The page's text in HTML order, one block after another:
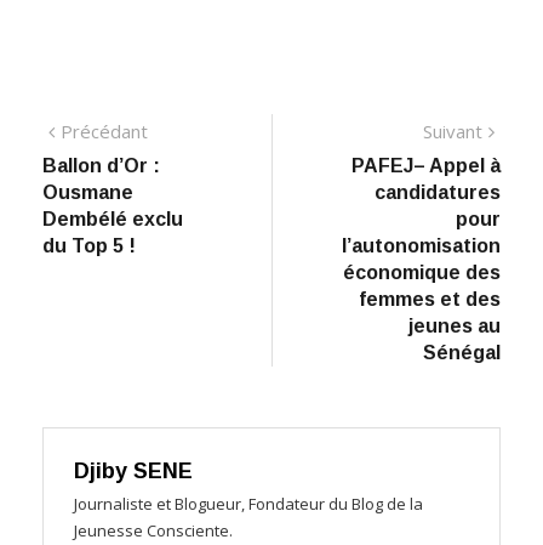
Navigation
de
l’article
PrécédantPrécédant:
Ballon d’Or :
Ousmane
Dembélé exclu
du Top 5 !
Suivant
PAFEJ– Appel à
candidatures
pour
l’autonomisation
économique des
femmes et des
jeunes au
Sénégal
Djiby SENE
Journaliste et Blogueur, Fondateur du Blog de la
Jeunesse Consciente.